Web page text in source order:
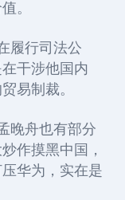
。
履行司法公
干涉他国内
易制裁。
晚舟也有部分
作摸黑中国，
华为，实在是